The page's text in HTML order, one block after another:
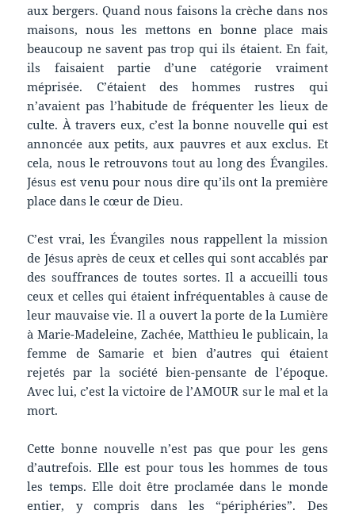
aux bergers. Quand nous faisons la crèche dans nos
maisons, nous les mettons en bonne place mais
beaucoup ne savent pas trop qui ils étaient. En fait,
ils faisaient partie d’une catégorie vraiment
méprisée. C’étaient des hommes rustres qui
n’avaient pas l’habitude de fréquenter les lieux de
culte. À travers eux, c’est la bonne nouvelle qui est
annoncée aux petits, aux pauvres et aux exclus. Et
cela, nous le retrouvons tout au long des Évangiles.
Jésus est venu pour nous dire qu’ils ont la première
place dans le cœur de Dieu.
C’est vrai, les Évangiles nous rappellent la mission
de Jésus après de ceux et celles qui sont accablés par
des souffrances de toutes sortes. Il a accueilli tous
ceux et celles qui étaient infréquentables à cause de
leur mauvaise vie. Il a ouvert la porte de la Lumière
à Marie-Madeleine, Zachée, Matthieu le publicain, la
femme de Samarie et bien d’autres qui étaient
rejetés par la société bien-pensante de l’époque.
Avec lui, c’est la victoire de l’AMOUR sur le mal et la
mort.
Cette bonne nouvelle n’est pas que pour les gens
d’autrefois. Elle est pour tous les hommes de tous
les temps. Elle doit être proclamée dans le monde
entier, y compris dans les “périphéries”. Des